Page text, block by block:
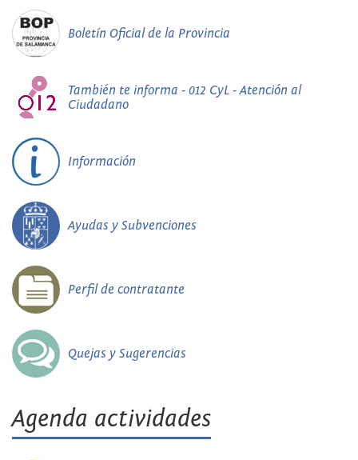
Boletín Oficial de la Provincia
También te informa - 012 CyL - Atención al
Ciudadano
Información
Ayudas y Subvenciones
Perfil de contratante
Quejas y Sugerencias
Agenda actividades